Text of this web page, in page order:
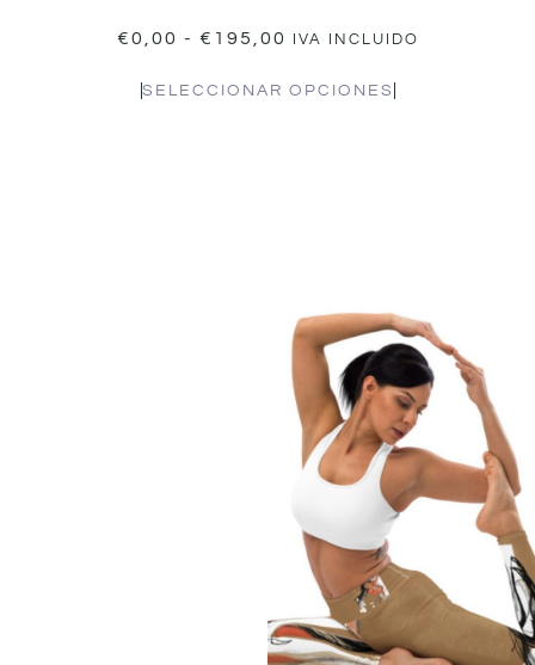
€0,00 - € 195,00 IVA INCLUIDO
SELECCIONAR OPCIONES